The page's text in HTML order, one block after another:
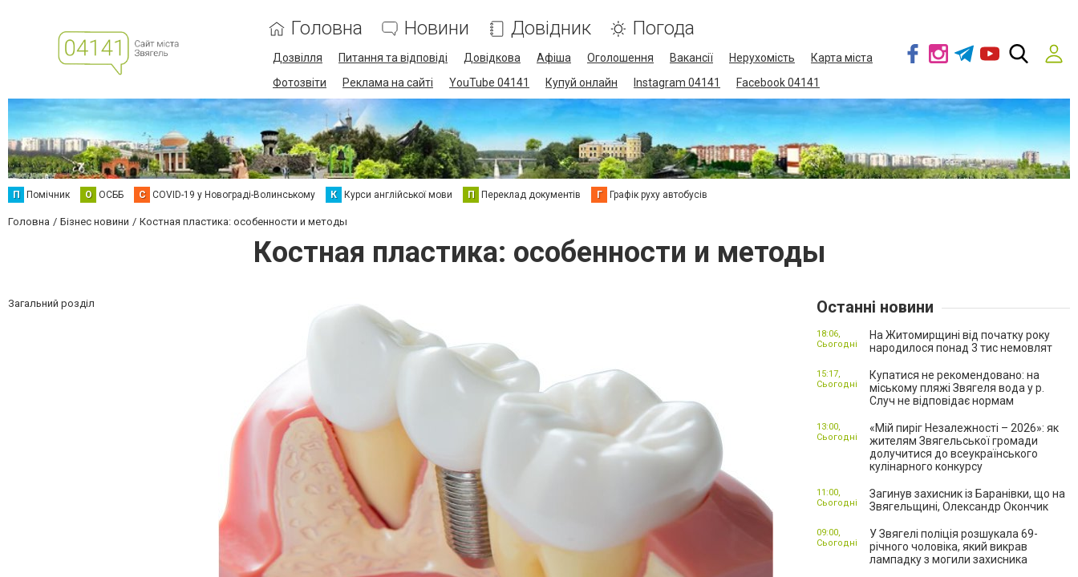
Головна Новини Довідник Погода
Дозвілля Питання та відповіді Довідкова Афіша Оголошення Вакансії Нерухомість
Карта міста
Фотозвіти
Реклама на сайті YouTube 04141 Купуй онлайн Instagram 04141 Facebook 04141
П Помічник О ОСББ C COVID-19 у Новограді-Волинському К Курси англійської мови П Переклад документів Г Графік руху автобусів
Головна Бізнес новини Костная пластика: особенности и методы
Костная пластика: особенности и методы
Загальний розділ Останні новини
На Житомирщині від початку року
народилося понад 3 тис немовлят
18:06,
Сьогодні
Купатися не рекомендовано: на
міському пляжі Звягеля вода у р.
Случ не відповідає нормам
15:17,
Сьогодні
«Мій пиріг Незалежності – 2026»: як
жителям Звягельської громади
долучитися до всеукраїнського
кулінарного конкурсу
13:00,
Сьогодні
Загинув захисник із Баранівки, що на
Звягельщині, Олександр Окончик
11:00,
Сьогодні
У Звягелі поліція розшукала 69-
річного чоловіка, який викрав
лампадку з могили захисника
09:00,
Сьогодні